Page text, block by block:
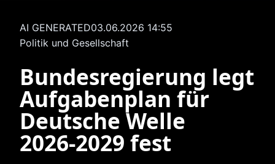
AI GENERATED03.06.2026 14:55
Politik und Gesellschaft
Bundesregierung legt
Aufgabenplan für
Deutsche Welle
2026‑2029 fest